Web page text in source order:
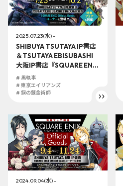
2025.07.23(水) -
SHIBUYA TSUTAYA IP書店
＆TSUTAYA EBISUBASHI
大阪IP書店『SQUARE ENIX
Official Goodsコーナー』
にて2025年7月23日(水)よ
りオフィシャルグッズ販売
# 黒執事
# 東京エイリアンズ
# 鋼の錬金術師
2024.09.04(水) -